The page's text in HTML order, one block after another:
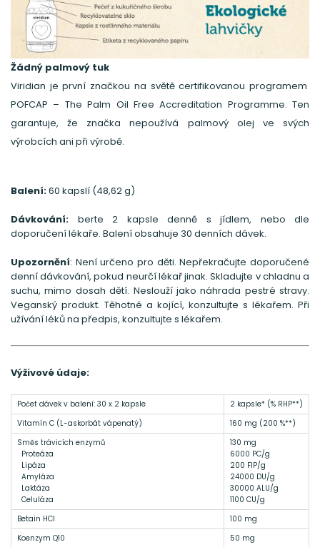
Žádný palmový tuk
Viridian je první značkou na světě certifikovanou programem
POFCAP – The Palm Oil Free Accreditation Programme. Ten
garantuje, že značka nepoužívá palmový olej ve svých
výrobcích ani při výrobě.
Balení:60 kapslí (48,62 g)
Dávkování: berte 2 kapsle denně s jídlem, nebo dle
doporučení lékaře. Balení obsahuje 30 denních dávek.
Upozornění: Není určeno pro děti. Nepřekračujte doporučené
denní dávkování, pokud neurčí lékař jinak. Skladujte v chladnu a
suchu, mimo dosah dětí. Neslouží jako náhrada pestré stravy.
Veganský produkt. Těhotné a kojící, konzultujte s lékařem. Při
užívání léků na předpis, konzultujte s lékařem.
Výživové údaje:
Počet dávek v balení: 30 x 2 kapsle
2 kapsle* (% RHP**)
Vitamín C (L-askorbát vápenatý)
160 mg (200 %**)
Směs trávicích enzymů
Proteáza
Lipáza
Amyláza
Laktáza
Celuláza
130 mg
6000 PC/g
200 FIP/g
24000 DU/g
30000 ALU/g
1100 CU/g
Betain HCl
100 mg
Koenzym Q10
50 mg